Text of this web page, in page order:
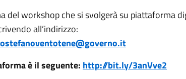
del workshop che si svolgerà su piattaforma
all’indirizzo:
è il seguente: http://bit.ly/3anVve2